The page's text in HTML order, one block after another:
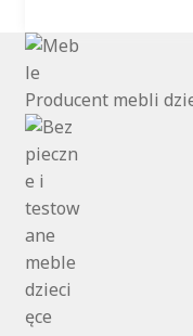
Producent mebli